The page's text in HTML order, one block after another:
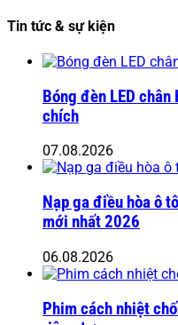
Tin tức & sự kiện
Bóng đèn LED
chích
07.08.2026
Nạp ga điều hòa ô
mới nhất 2026
06.08.2026
Phim cách nhiệt